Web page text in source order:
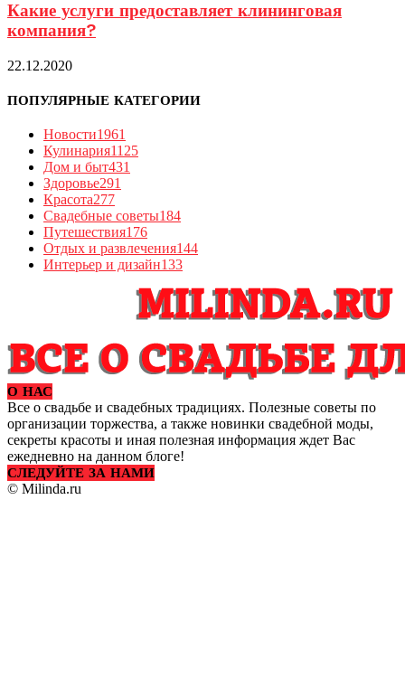
Какие услуги предоставляет клининговая
компания?
22.12.2020
ПОПУЛЯРНЫЕ КАТЕГОРИИ
Новости1961
Кулинария1125
Дом и быт431
Здоровье291
Красота277
Свадебные советы184
Путешествия176
Отдых и развлечения144
Интерьер и дизайн133
О НАС
Все о свадьбе и свадебных традициях. Полезные советы по
организации торжества, а также новинки свадебной моды,
секреты красоты и иная полезная информация ждет Вас
ежедневно на данном блоге!
СЛЕДУЙТЕ ЗА НАМИ
© Milinda.ru